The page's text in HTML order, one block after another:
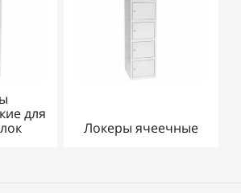
для
Локеры ячеечные